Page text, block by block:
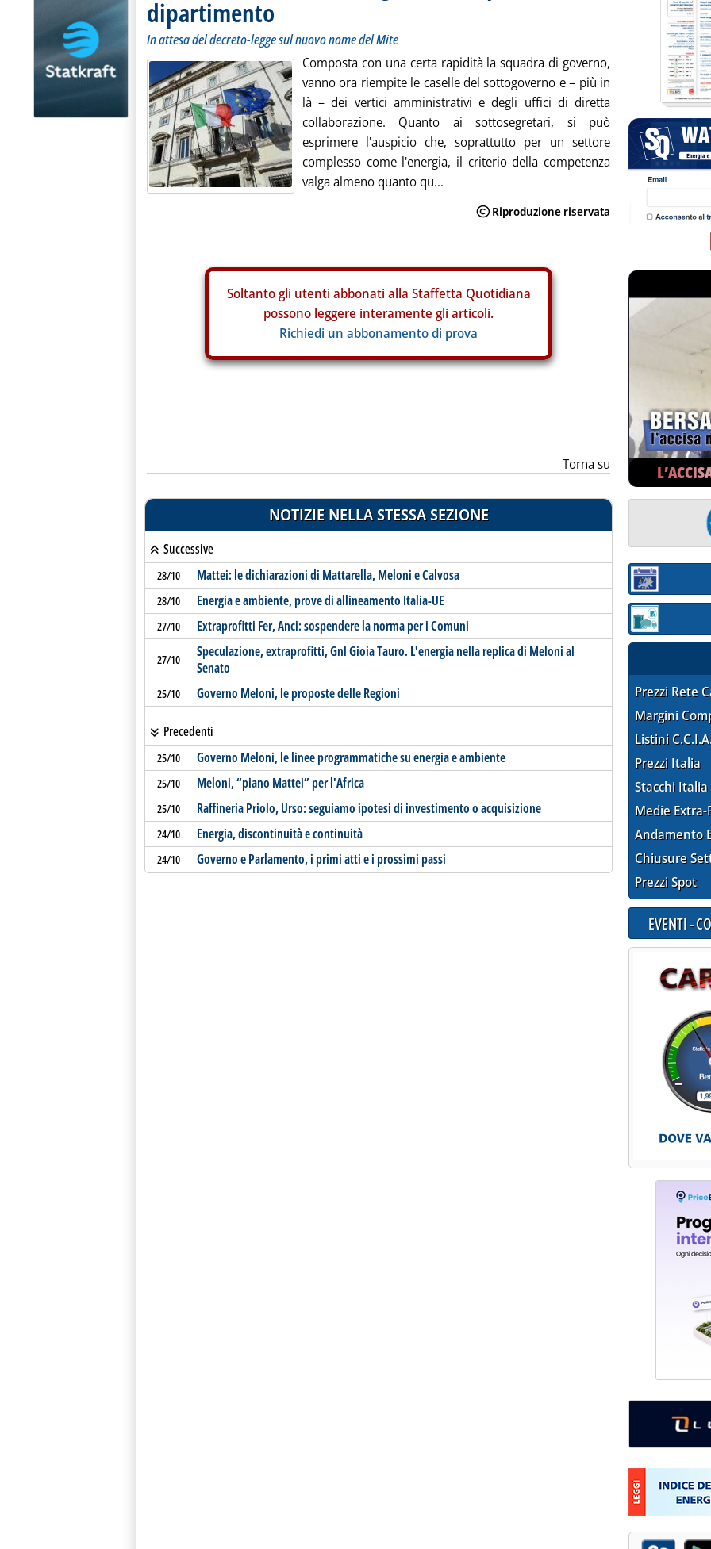
dipartimento
In attesa del decreto-legge sul nuovo nome del Mite
Composta con una certa rapidità la squadra di governo,
vanno ora riempite le caselle del sottogoverno e – più in
là – dei vertici amministrativi e degli uffici di diretta
collaborazione. Quanto ai sottosegretari, si può
esprimere l'auspicio che, soprattutto per un settore
complesso come l'energia, il criterio della competenza
valga almeno quanto qu...
Soltanto gli utenti abbonati alla Staffetta Quotidiana
possono leggere interamente gli articoli.
Richiedi un abbonamento di prova
Torna su
NOTIZIE NELLA STESSA SEZIONE
Successive
28/10 Mattei: le dichiarazioni di Mattarella, Meloni e Calvosa
28/10 Energia e ambiente, prove di allineamento Italia-UE
27/10 Extraprofitti Fer, Anci: sospendere la norma per i Comuni
27/10
Speculazione, extraprofitti, Gnl Gioia Tauro. L'energia nella replica di Meloni al
Senato
25/10 Governo Meloni, le proposte delle Regioni
Precedenti
25/10 Governo Meloni, le linee programmatiche su energia e ambiente
25/10 Meloni, “piano Mattei” per l'Africa
25/10 Raffineria Priolo, Urso: seguiamo ipotesi di investimento o acquisizione
24/10 Energia, discontinuità e continuità
24/10 Governo e Parlamento, i primi atti e i prossimi passi
Sezione:
Sezione:
Prezzi Rete
Margini
Listini
Prezzi Italia
Stacchi Italia
Medie Extra-
Andamento
Chiusure
Prezzi Spot
EVENTI -